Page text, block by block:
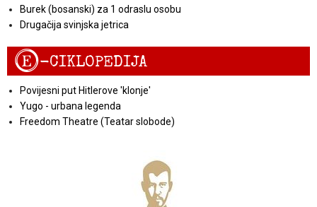
Burek (bosanski) za 1 odraslu osobu
Drugačija svinjska jetrica
E-CIKLOPEDIJA
Povijesni put Hitlerove 'klonje'
Yugo - urbana legenda
Freedom Theatre (Teatar slobode)